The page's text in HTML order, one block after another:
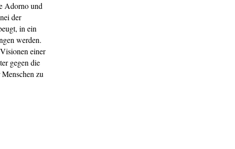
Adorno und
der
in ein
werden.
einer
gegen die
zu